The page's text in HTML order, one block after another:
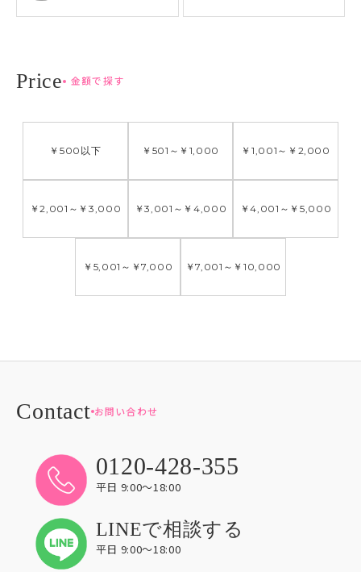
金額で探す
￥500 以下 ￥501 ～ ￥1,000 ￥1,001 ～ ￥2,000
￥2,001 ～ ￥3,000 ￥3,001 ～ ￥4,000 ￥4,001 ～ ￥5,000
￥5,001 ～ ￥7,000 ￥7,001 ～ ￥10,000
お問い合わせ
0120-428-355
平日 9:00〜18:00
LINEで相談する
平日 9:00〜18:00